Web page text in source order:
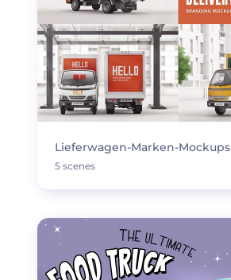
Lieferwagen-Marken-Mockups
5 scenes